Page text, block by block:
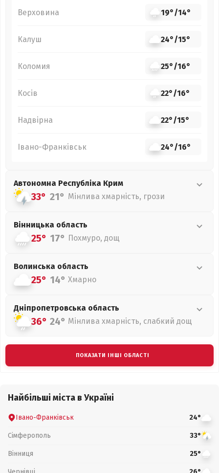
Верховина 19°/14°
Калуш 24°/15°
Коломия 25°/16°
Косів 22°/16°
Надвірна 22°/15°
Івано-Франківськ 24°/16°
Автономна Республіка Крим
33° 21° Мінлива хмарність, грози
Вінницька область
25° 17° Похмуро, дощ
Волинська область
25° 14° Хмарно
Дніпропетровська область
36° 24° Мінлива хмарність, слабкий дощ
ПОКАЗАТИ ІНШІ ОБЛАСТІ
Найбільші міста в Україні
Івано-Франківськ 24°
Сімферополь 33°
Вінниця 25°